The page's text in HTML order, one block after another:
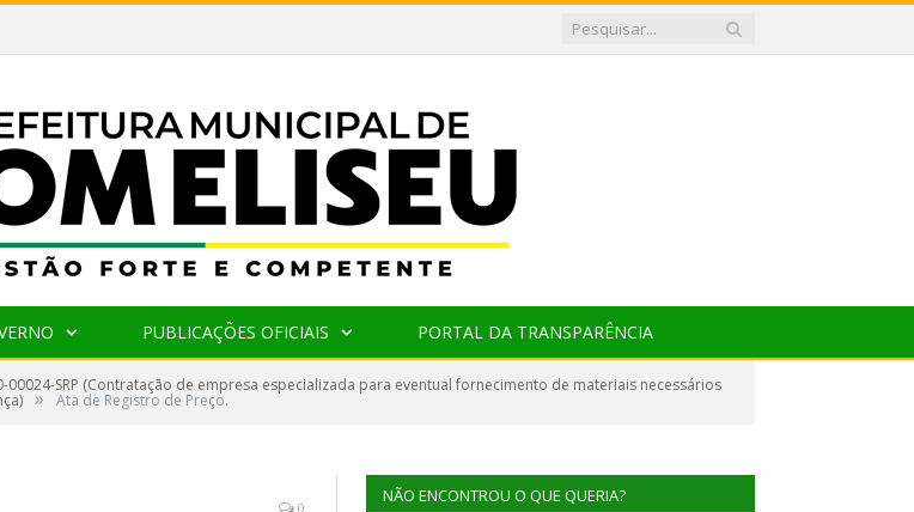
PUBLICAÇÕES OFICIAIS PORTAL DA TRANSPARÊNCIA
00024-SRP (Contratação de empresa especializada para eventual fornecimento de materiais necessários
» Ata de Registro de Preço.
0
NÃO ENCONTROU O QUE QUERIA?